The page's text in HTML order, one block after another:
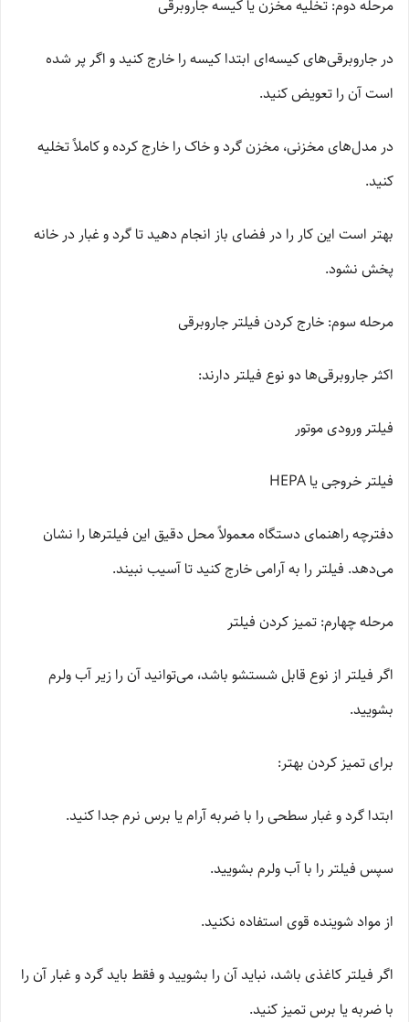
مرحله دوم: تخلیه مخزن یا کیسه جاروبرقی
در جاروبرقی‌های کیسه‌ای ابتدا کیسه را خارج کنید و اگر پر شده
است آن را تعویض کنید.
در مدل‌های مخزنی، مخزن گرد و خاک را خارج کرده و کاملاً تخلیه
کنید.
بهتر است این کار را در فضای باز انجام دهید تا گرد و غبار در خانه
پخش نشود.
مرحله سوم: خارج کردن فیلتر جاروبرقی
اکثر جاروبرقی‌ها دو نوع فیلتر دارند:
فیلتر ورودی موتور
فیلتر خروجی یا HEPA
دفترچه راهنمای دستگاه معمولاً محل دقیق این فیلترها را نشان
می‌دهد. فیلتر را به آرامی خارج کنید تا آسیب نبیند.
مرحله چهارم: تمیز کردن فیلتر
اگر فیلتر از نوع قابل شستشو باشد، می‌توانید آن را زیر آب ولرم
بشویید.
برای تمیز کردن بهتر:
ابتدا گرد و غبار سطحی را با ضربه آرام یا برس نرم جدا کنید.
سپس فیلتر را با آب ولرم بشویید.
از مواد شوینده قوی استفاده نکنید.
اگر فیلتر کاغذی باشد، نباید آن را بشویید و فقط باید گرد و غبار آن را
با ضربه یا برس تمیز کنید.